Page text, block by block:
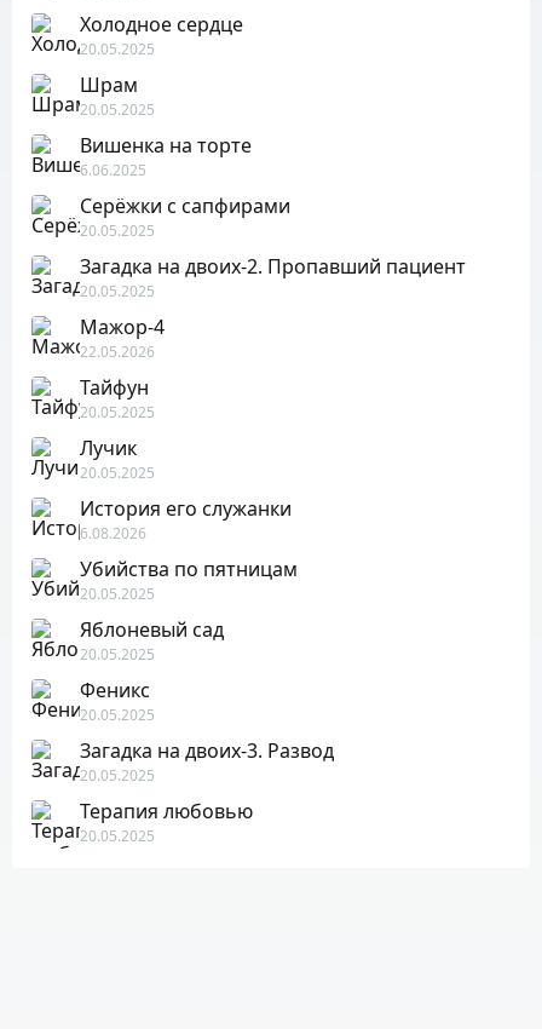
Холодное сердце
20.05.2025
Шрам
20.05.2025
Вишенка на торте
6.06.2025
Серёжки с сапфирами
20.05.2025
Загадка на двоих-2. Пропавший пациент
20.05.2025
Мажор-4
22.05.2026
Тайфун
20.05.2025
Лучик
20.05.2025
История его служанки
6.08.2026
Убийства по пятницам
20.05.2025
Яблоневый сад
20.05.2025
Феникс
20.05.2025
Загадка на двоих-3. Развод
20.05.2025
Терапия любовью
20.05.2025